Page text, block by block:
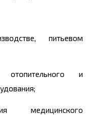
питьевом
отопительного и
медицинского